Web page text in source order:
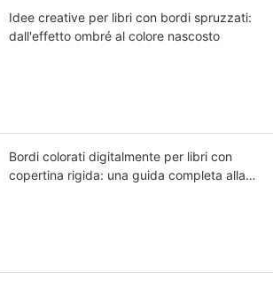
Idee creative per libri con bordi spruzzati:
dall'effetto ombré al colore nascosto
Bordi colorati digitalmente per libri con
copertina rigida: una guida completa alla